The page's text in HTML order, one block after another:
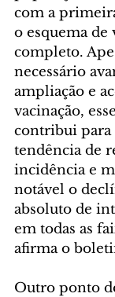
com a
o esquema de
completo.
necessário
ampliação e
vacinação,
contribui para
tendência de
incidência e
notável o
absoluto de
em todas as
afirma o
Outro ponto